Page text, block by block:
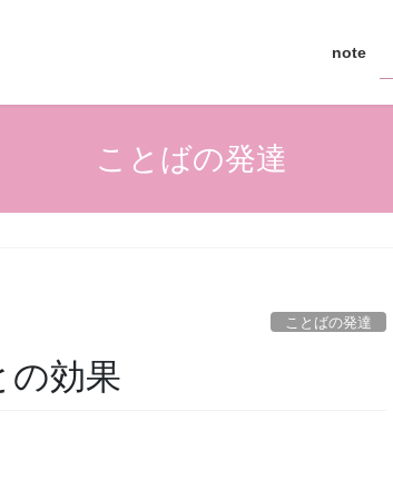
note
ことばの発達
ことばの発達
の効果